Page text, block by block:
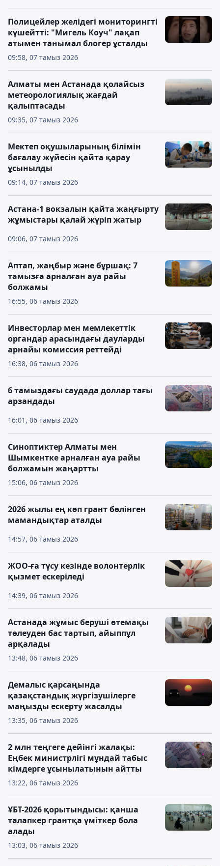
09:58, 07 тамыз 2026
Полицейлер желідегі мониторингті
күшейтті: "Мигель Коуч" лақап
атымен танымал блогер ұсталды
09:35, 07 тамыз 2026
Алматы мен Астанада қолайсыз
метеорологиялық жағдай
қалыптасады
09:14, 07 тамыз 2026
Мектеп оқушыларының білімін
бағалау жүйесін қайта қарау
ұсынылды
09:06, 07 тамыз 2026
Астана-1 вокзалын қайта жаңғырту
жұмыстары қалай жүріп жатыр
16:55, 06 тамыз 2026
Аптап, жаңбыр және бұршақ: 7
тамызға арналған ауа райы
болжамы
16:38, 06 тамыз 2026
Инвесторлар мен мемлекеттік
органдар арасындағы дауларды
арнайы комиссия реттейді
16:01, 06 тамыз 2026
6 тамыздағы саудада доллар тағы
арзандады
15:06, 06 тамыз 2026
Синоптиктер Алматы мен
Шымкентке арналған ауа райы
болжамын жаңартты
14:57, 06 тамыз 2026
2026 жылы ең көп грант бөлінген
мамандықтар аталды
14:39, 06 тамыз 2026
ЖОО-ға түсу кезінде волонтерлік
қызмет ескеріледі
13:48, 06 тамыз 2026
Астанада жұмыс беруші өтемақы
төлеуден бас тартып, айыппұл
арқалады
13:35, 06 тамыз 2026
Демалыс қарсаңында
қазақстандық жүргізушілерге
маңызды ескерту жасалды
13:22, 06 тамыз 2026
2 млн теңгеге дейінгі жалақы:
Еңбек министрлігі мұндай табыс
кімдерге ұсынылатынын айтты
13:03, 06 тамыз 2026
ҰБТ-2026 қорытындысы: қанша
талапкер грантқа үміткер бола
алады